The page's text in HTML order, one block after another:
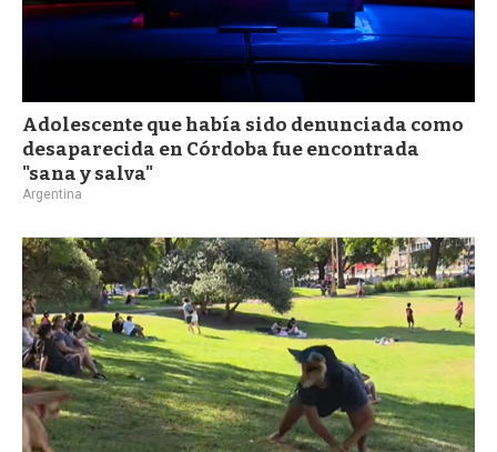
Adolescente que había sido denunciada como
desaparecida en Córdoba fue encontrada
"sana y salva"
Argentina